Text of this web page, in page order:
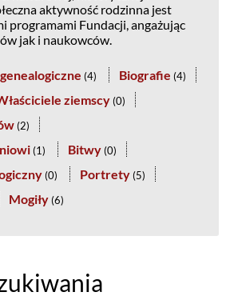
aktywność rodzinna jest
programami Fundacji, angażując
jak i naukowców.
(4) Biografie (4)
ziemscy (0)
(2)
(1) Bitwy (0)
(0) Portrety (5)
Mogiły (6)